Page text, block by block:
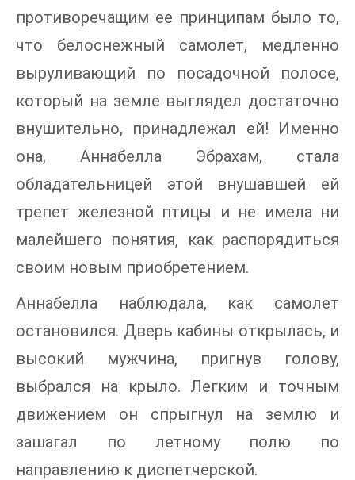
противоречащим ее принципам было то,
что белоснежный самолет, медленно
выруливающий по посадочной полосе,
который на земле выглядел достаточно
внушительно, принадлежал ей! Именно
она, Аннабелла Эбрахам, стала
обладательницей этой внушавшей ей
трепет железной птицы и не имела ни
малейшего понятия, как распорядиться
своим новым приобретением.
Аннабелла наблюдала, как самолет
остановился. Дверь кабины открылась, и
высокий мужчина, пригнув голову,
выбрался на крыло. Легким и точным
движением он спрыгнул на землю и
зашагал по летному полю по
направлению к диспетчерской.